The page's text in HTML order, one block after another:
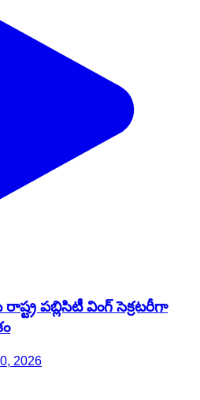
పబ్లిసిటీ వింగ్ సెక్రటరీగా
2026